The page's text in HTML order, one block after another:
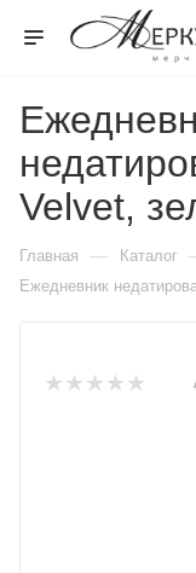
Velvet,
Главная — Каталог
Ежедневник